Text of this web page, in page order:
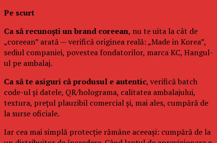
Pe scurt
Ca să recunoști un brand coreean, nu te uita la cât de
„coreean” arată — verifică originea reală: „Made in Korea”,
sediul companiei, povestea fondatorilor, marca KC, Hangul-
ul pe ambalaj.
Ca să te asiguri că produsul e autentic, verifică batch
code-ul și datele, QR/holograma, calitatea ambalajului,
textura, prețul plauzibil comercial și, mai ales, cumpără de
la surse oficiale.
Iar cea mai simplă protecție rămâne aceeași: cumpără de la